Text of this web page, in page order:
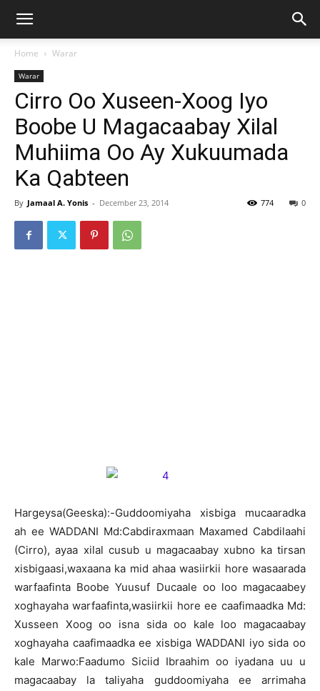
Home Warar
Warar
Cirro Oo Xuseen-Xoog Iyo
Boobe U Magacaabay Xilal
Muhiima Oo Ay Xukuumada
Ka Qabteen
By Jamaal A. Yonis - December 23, 2014 0
774
Hargeysa(Geeska):-Guddoomiyaha xisbiga mucaaradka
ah ee WADDANI Md:Cabdiraxmaan Maxamed Cabdilaahi
(Cirro), ayaa xilal cusub u magacaabay xubno ka tirsan
xisbigaasi,waxaana ka mid ahaa wasiirkii hore wasaarada
warfaafinta Boobe Yuusuf Ducaale oo loo magacaabey
xoghayaha warfaafinta,wasiirkii hore ee caafimaadka Md:
Xusseen Xoog oo isna sida oo kale loo magacaabay
xoghayaha caafimaadka ee xisbiga WADDANI iyo sida oo
kale Marwo:Faadumo Siciid Ibraahim oo iyadana uu u
magacaabay la taliyaha guddoomiyaha ee arrimaha